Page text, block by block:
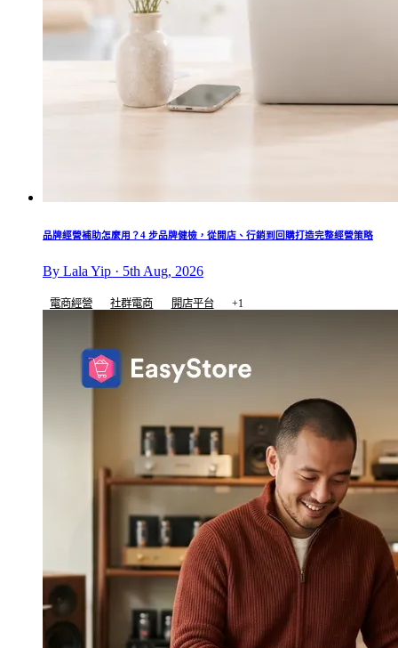
品牌經營補助怎麼用？4 步品牌健檢，從開店、行銷到回購打造完整經營策略
By Lala Yip · 5th Aug, 2026
電商經營 社群電商 開店平台 +1